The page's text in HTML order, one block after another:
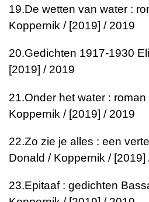
19.De wetten van water :
Koppernik / [2019] / 2019
20.Gedichten 1917-1930
[2019] / 2019
21.Onder het water : roman
Koppernik / [2019] / 2019
22.Zo zie je alles : een
Donald / Koppernik / [2019]
23.Epitaaf : gedichten